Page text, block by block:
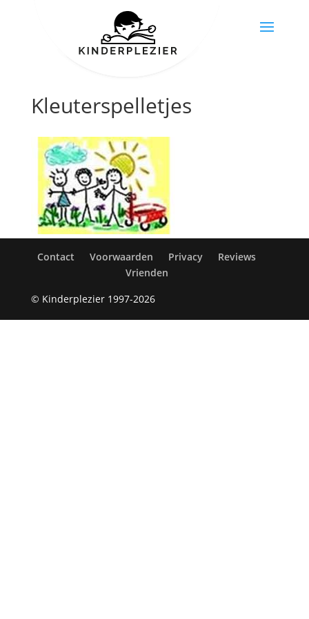
Kleuterspelletjes
Contact Voorwaarden Privacy
Reviews
Vrienden
© Kinderplezier 1997-2026